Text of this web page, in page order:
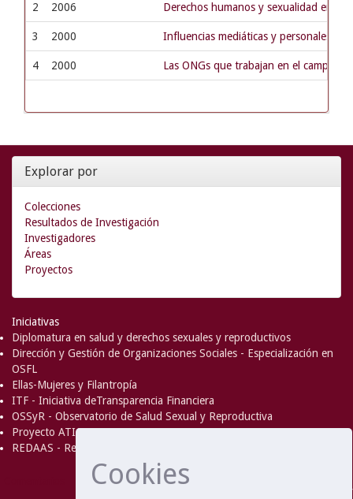
Cookies
2 2006 Derechos humanos y sexualidad en la
3 2000 Influencias mediáticas y personales
4 2000 Las ONGs que trabajan en el campo
Explorar por
Colecciones
Resultados de Investigación
Investigadores
Áreas
Proyectos
Iniciativas
Diplomatura en salud y derechos sexuales y reproductivos
Dirección y Gestión de Organizaciones Sociales - Especialización en
OSFL
Ellas-Mujeres y Filantropía
ITF - Iniciativa deTransparencia Financiera
OSSyR - Observatorio de Salud Sexual y Reproductiva
Proyecto ATICA
REDAAS - Red de Acceso al Aborto Seguro
DSpace Software
- Extensión mantenida y